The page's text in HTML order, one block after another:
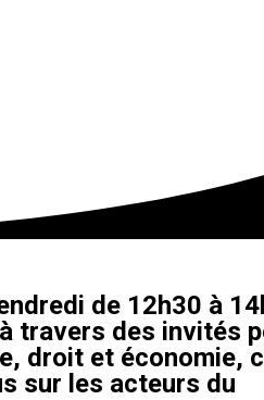
de 12h30 à
travers des invités
droit et économie,
sur les acteurs du